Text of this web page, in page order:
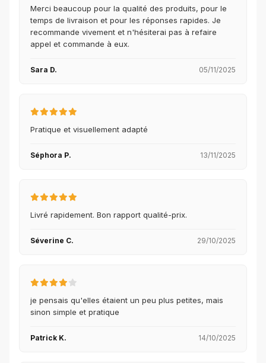
Merci beaucoup pour la qualité des produits, pour le
temps de livraison et pour les réponses rapides. Je
recommande vivement et n'hésiterai pas à refaire
appel et commande à eux.
Sara D. 05/11/2025
Pratique et visuellement adapté
Séphora P. 13/11/2025
Livré rapidement. Bon rapport qualité-prix.
Séverine C. 29/10/2025
je pensais qu'elles étaient un peu plus petites, mais
sinon simple et pratique
Patrick K. 14/10/2025